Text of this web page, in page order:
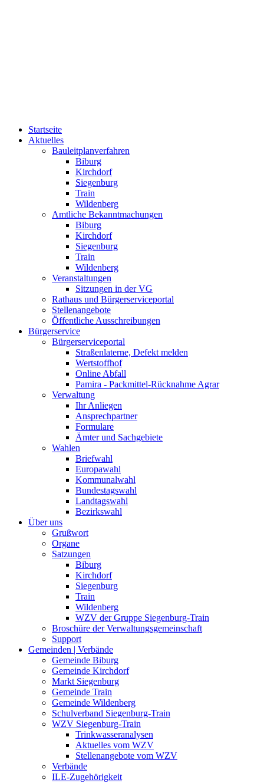
Startseite
Aktuelles
Bauleitplanverfahren
Biburg
Kirchdorf
Siegenburg
Train
Wildenberg
Amtliche Bekanntmachungen
Biburg
Kirchdorf
Siegenburg
Train
Wildenberg
Veranstaltungen
Sitzungen in der VG
Rathaus und Bürgerserviceportal
Stellenangebote
Öffentliche Ausschreibungen
Bürgerservice
Bürgerserviceportal
Straßenlaterne, Defekt melden
Wertstoffhof
Online Abfall
Pamira - Packmittel-Rücknahme Agrar
Verwaltung
Ihr Anliegen
Ansprechpartner
Formulare
Ämter und Sachgebiete
Wahlen
Briefwahl
Europawahl
Kommunalwahl
Bundestagswahl
Landtagswahl
Bezirkswahl
Über uns
Grußwort
Organe
Satzungen
Biburg
Kirchdorf
Siegenburg
Train
Wildenberg
WZV der Gruppe Siegenburg-Train
Broschüre der Verwaltungsgemeinschaft
Support
Gemeinden | Verbände
Gemeinde Biburg
Gemeinde Kirchdorf
Markt Siegenburg
Gemeinde Train
Gemeinde Wildenberg
Schulverband Siegenburg-Train
WZV Siegenburg-Train
Trinkwasseranalysen
Aktuelles vom WZV
Stellenangebote vom WZV
Verbände
ILE-Zugehörigkeit